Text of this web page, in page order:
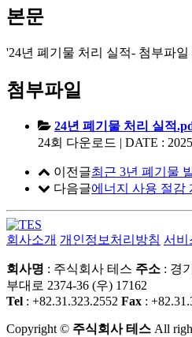
본문
'24년 폐기물 처리 실적- 첨부파일
첨부파일
24년 폐기물 처리 실적
24회 다운로드 | DATE :
이전글최근 3년 폐기물
다음글에너지 사용 절감
회사소개 개인정보처리방침 서비
회사명 : 주식회사 테스 주소 : 경
부대로 2374-36 (우) 17162
Tel : +82.31.323.2552 Fax :
Copyright © 주식회사 테스 All